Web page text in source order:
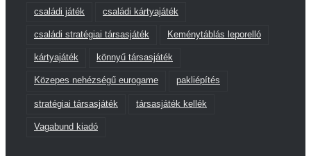
családi játék családi kártyajáték
családi stratégiai társasjáték Keménytáblás leporelló
kártyajáték könnyű társasjáték
Közepes nehézségű eurogame pakliépítés
stratégiai társasjáték társasjáték kellék
Vagabund kiadó